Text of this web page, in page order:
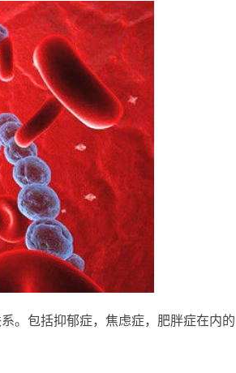
。包括抑郁症，焦虑症，肥胖症在内的